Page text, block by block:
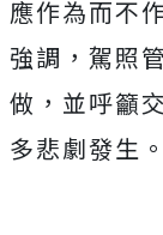
應作為而不
強調， 駕照
做，並呼籲
多悲劇發生。